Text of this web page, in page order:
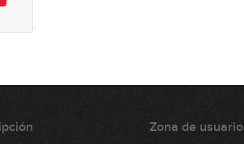
Zona de usuario